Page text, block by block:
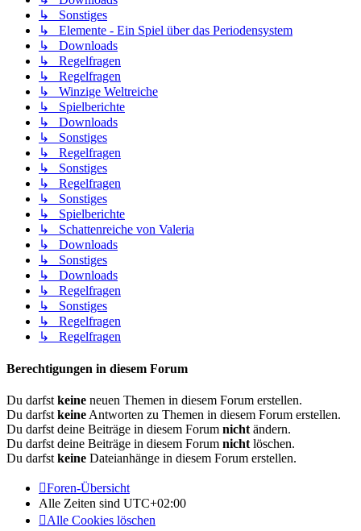
↳ Sonstiges
↳ Elemente - Ein Spiel über das Periodensystem
↳ Downloads
↳ Regelfragen
↳ Regelfragen
↳ Winzige Weltreiche
↳ Spielberichte
↳ Downloads
↳ Sonstiges
↳ Regelfragen
↳ Sonstiges
↳ Regelfragen
↳ Sonstiges
↳ Spielberichte
↳ Schattenreiche von Valeria
↳ Downloads
↳ Sonstiges
↳ Downloads
↳ Regelfragen
↳ Sonstiges
↳ Regelfragen
↳ Regelfragen
Berechtigungen in diesem Forum
Du darfst keine neuen Themen in diesem Forum erstellen.
Du darfst keine Antworten zu Themen in diesem Forum erstellen.
Du darfst deine Beiträge in diesem Forum nicht ändern.
Du darfst deine Beiträge in diesem Forum nicht löschen.
Du darfst keine Dateianhänge in diesem Forum erstellen.
Foren-Übersicht
Alle Zeiten sind UTC+02:00
Alle Cookies löschen